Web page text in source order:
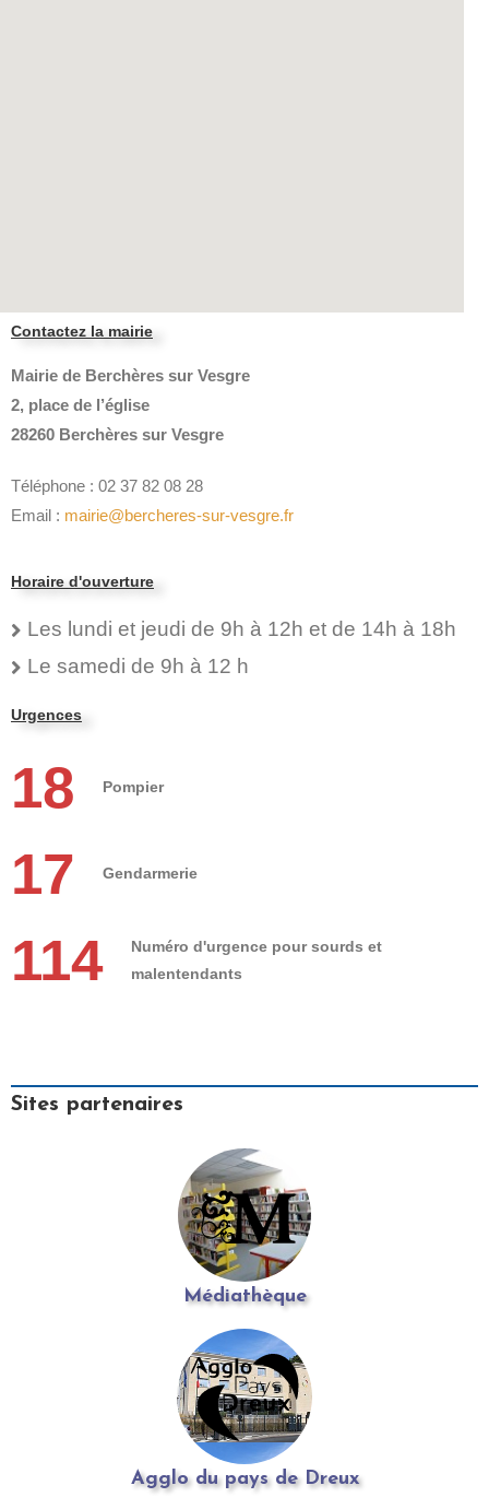
Contactez la mairie
Mairie de Berchères sur Vesgre
2, place de l’église
28260 Berchères sur Vesgre
Téléphone : 02 37 82 08 28
Email : mairie@bercheres-sur-vesgre.fr
Horaire d'ouverture
Les lundi et jeudi de 9h à 12h et de 14h à 18h
Le samedi de 9h à 12 h
Urgences
18 Pompier
17 Gendarmerie
114
Numéro d'urgence pour sourds et
malentendants
Sites partenaires
Médiathèque
Agglo du pays de Dreux